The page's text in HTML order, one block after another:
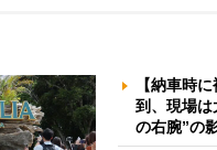
【納車時
到、現場
の右腕”の